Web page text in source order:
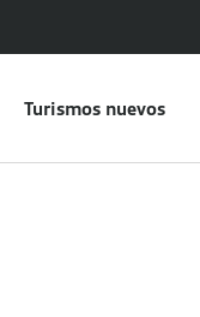
Turismos nuevos